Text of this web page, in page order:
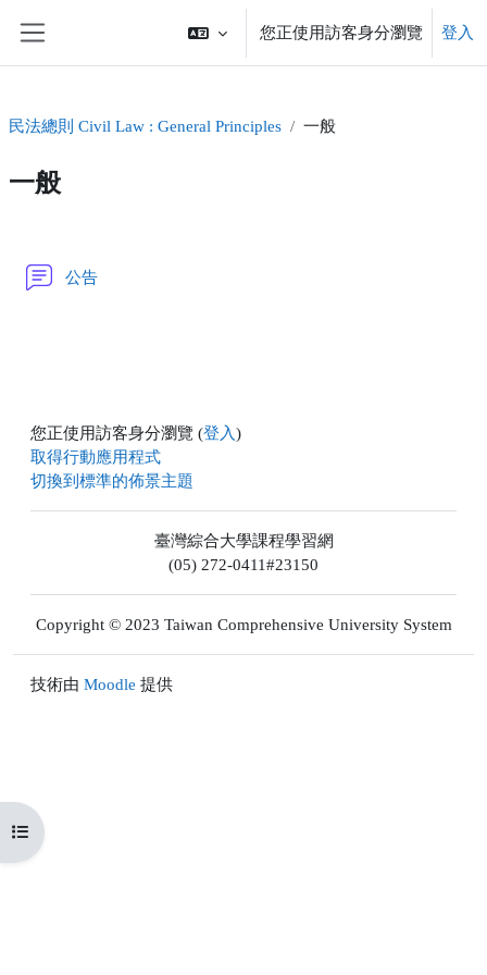
您正使用訪客身分瀏覽 登入
開啟課程索引
民法總則 Civil Law : General Principles 一般
一般
公告
您正使用訪客身分瀏覽 (登入)
取得行動應用程式
切換到標準的佈景主題
臺灣綜合大學課程學習網
(05) 272-0411#23150
Copyright © 2023 Taiwan Comprehensive University System
技術由 Moodle 提供